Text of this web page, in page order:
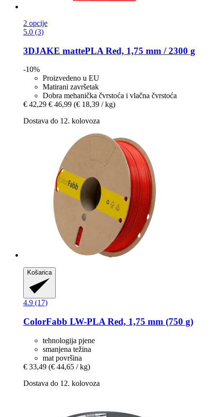
2 opcije
5.0 (3)
3DJAKE mattePLA Red, 1,75 mm / 2300 g
-10%
Proizvedeno u EU
Matirani završetak
Dobra mehanička čvrstoća i vlačna čvrstoća
€ 42,29 € 46,99 (€ 18,39 / kg)
Dostava do 12. kolovoza
Košarica
4.9 (17)
ColorFabb LW-​PLA Red, 1,75 mm (750 g)
tehnologija pjene
smanjena težina
mat površina
€ 33,49 (€ 44,65 / kg)
Dostava do 12. kolovoza